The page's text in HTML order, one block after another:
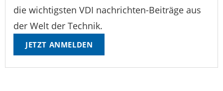
die wichtigsten VDI nachrichten-Beiträge aus
der Welt der Technik.
JETZT ANMELDEN